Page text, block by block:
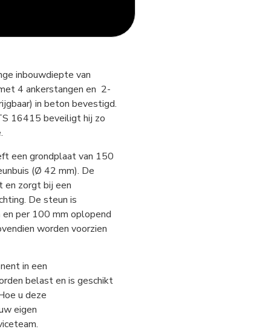
inbouwdiepte van
4 ankerstangen en 2-
in beton bevestigd.
16415 beveiligt hij zo
een grondplaat van 150
(Ø 42 mm). De
en zorgt bij een
De steun is
per 100 mm oplopend
worden voorzien
in een
belast en is geschikt
u deze
eigen